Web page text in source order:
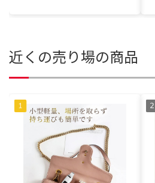
近くの売り場の商品